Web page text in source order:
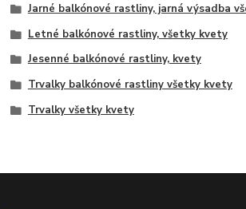
Jarné balkónové rastliny, jarná výsadba
Letné balkónové rastliny, všetky kvety
Jesenné balkónové rastliny, kvety
Trvalky balkónové rastliny všetky kvety
Trvalky všetky kvety